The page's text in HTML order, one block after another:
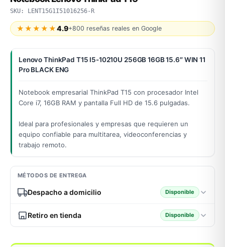
SKU: LENT15G1I51016256-R
★★★★★4.9+800 reseñas reales en Google
Lenovo ThinkPad T15 I5-10210U 256GB 16GB 15.6″ WIN 11
Pro BLACK ENG
Notebook empresarial ThinkPad T15 con procesador Intel
Core i7, 16GB RAM y pantalla Full HD de 15.6 pulgadas.
Ideal para profesionales y empresas que requieren un
equipo confiable para multitarea, videoconferencias y
trabajo remoto.
MÉTODOS DE ENTREGA
Despacho a domicilio Disponible
Retiro en tienda Disponible